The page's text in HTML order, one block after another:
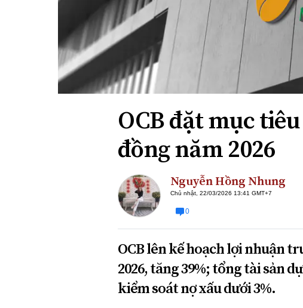
Xi nhan Trái Phải
Bạn đọc viết
OCB đặt mục
đồng năm 2026
Nguyễn Hồng Nhung
Chủ nhật, 22/03/2026 13:41 GMT+7
0
OCB lên kế hoạch lợi nhuận
2026, tăng 39%; tổng tài sản
kiểm soát nợ xấu dưới 3%.